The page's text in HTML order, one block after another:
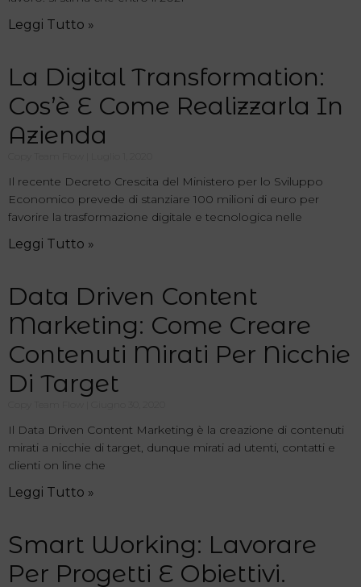
Leggi Tutto »
La Digital Transformation:
Cos’è E Come Realizzarla In
Azienda
Il recente Decreto Crescita del Ministero per lo Sviluppo
Economico prevede di stanziare 100 milioni di euro per
favorire la trasformazione digitale e tecnologica nelle
Leggi Tutto »
Data Driven Content
Marketing: Come Creare
Contenuti Mirati Per Nicchie
Di Target
Il Data Driven Content Marketing è la creazione di contenuti
mirati a nicchie di target, dunque mirati ad utenti, contatti e
clienti on line che
Leggi Tutto »
Smart Working: Lavorare
Per Progetti E Obiettivi.